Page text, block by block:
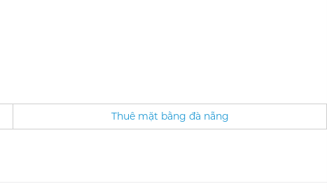
Thuê mặt bằng đà nẵng